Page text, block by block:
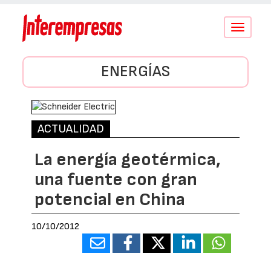
Conmutar
ENERGÍAS
ACTUALIDAD
La energía geotérmica,
una fuente con gran
potencial en China
10/10/2012